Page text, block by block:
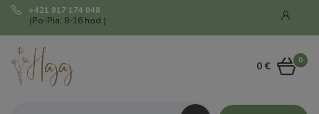
+421 917 174 048
(Po-Pia, 8-16 hod.)
0
0 €